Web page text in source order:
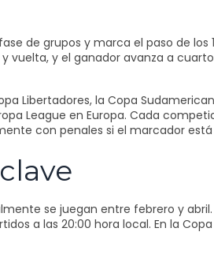
de grupos y marca el paso de
vuelta, y el ganador avanza a
Libertadores, la Copa
League en Europa. Cada
con penales si el marcador está
se juegan entre febrero y
a las 20:00 hora local. En la